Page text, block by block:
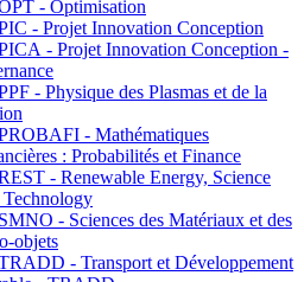
- Optimisation
- Projet Innovation Conception
- Projet Innovation Conception -
- Physique des Plasmas et de la
- Mathématiques
: Probabilités et Finance
- Renewable Energy, Science
Technology
- Sciences des Matériaux et des
objets
- Transport et Développement